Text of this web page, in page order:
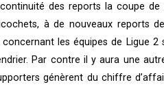
des reports la coupe
à de nouveaux reports
concernant les équipes de Ligue
Par contre il y aura une
génèrent du chiffre